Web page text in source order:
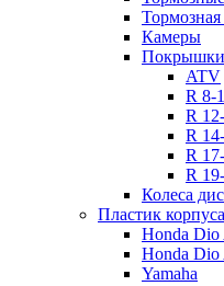
Тормозная
Камеры
Покрышки
ATV
R 8-
R
R
R
R
Колеса
Пластик корпуса
Honda Dio
Honda Dio
Yamaha